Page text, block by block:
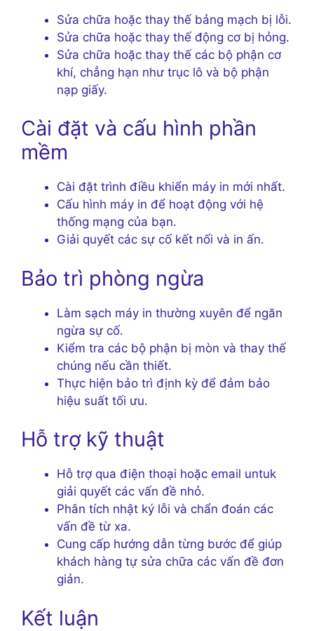
Sửa chữa hoặc thay thế bảng mạch bị lỗi.
Sửa chữa hoặc thay thế động cơ bị hỏng.
Sửa chữa hoặc thay thế các bộ phận cơ
khí, chẳng hạn như trục lô và bộ phận
nạp giấy.
Cài đặt và cấu hình phần
mềm
Cài đặt trình điều khiển máy in mới nhất.
Cấu hình máy in để hoạt động với hệ
thống mạng của bạn.
Giải quyết các sự cố kết nối và in ấn.
Bảo trì phòng ngừa
Làm sạch máy in thường xuyên để ngăn
ngừa sự cố.
Kiểm tra các bộ phận bị mòn và thay thế
chúng nếu cần thiết.
Thực hiện bảo trì định kỳ để đảm bảo
hiệu suất tối ưu.
Hỗ trợ kỹ thuật
Hỗ trợ qua điện thoại hoặc email untuk
giải quyết các vấn đề nhỏ.
Phân tích nhật ký lỗi và chẩn đoán các
vấn đề từ xa.
Cung cấp hướng dẫn từng bước để giúp
khách hàng tự sửa chữa các vấn đề đơn
giản.
Kết luận